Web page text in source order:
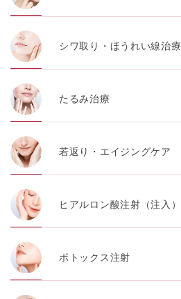
シワ取り・ほうれい線治療
たるみ治療
若返り・エイジングケア
ヒアルロン酸注射（注入）
ボトックス注射